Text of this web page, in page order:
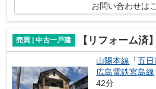
お問い合わせは
売買 | 中古一戸建 【リフォーム済】広
山陽本線 「五日
広島電鉄宮島線
42分